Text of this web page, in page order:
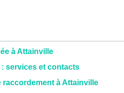
à Attainville
services et contacts
raccordement à Attainville